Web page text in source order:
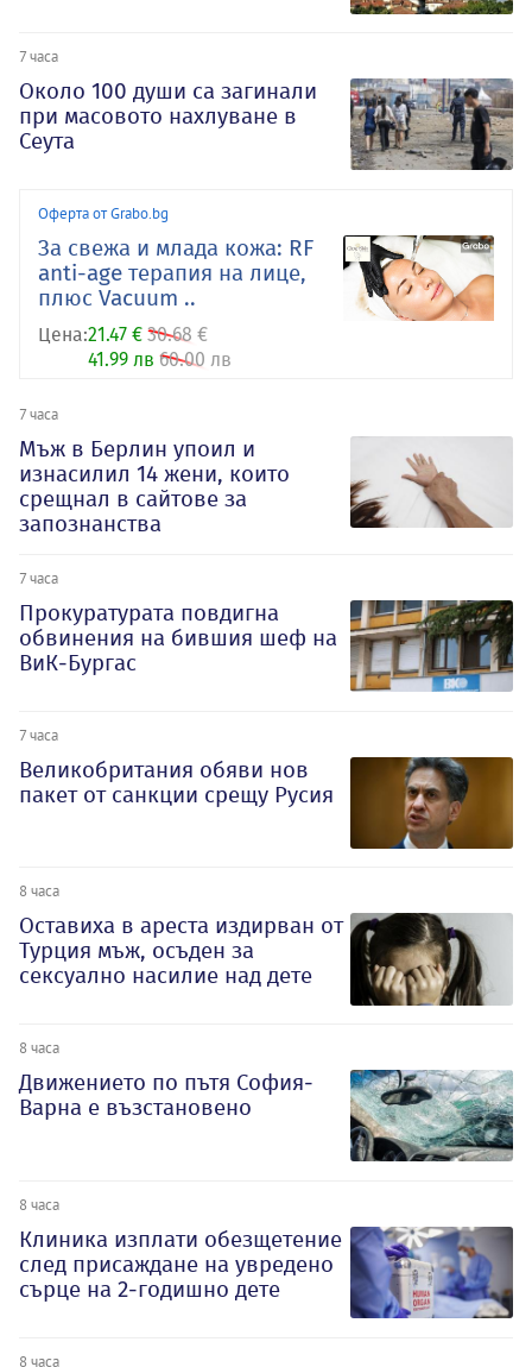
7 часа
Около 100 души са загинали
при масовото нахлуване в
Сеута
Оферта от Grabo.bg
За свежа и млада кожа: RF
anti-age терапия на лице,
плюс Vacuum ..
Цена:21.47 € 30.68 €
41.99 лв 60.00 лв
7 часа
Мъж в Берлин упоил и
изнасилил 14 жени, които
срещнал в сайтове за
запознанства
7 часа
Прокуратурата повдигна
обвинения на бившия шеф на
ВиК-Бургас
7 часа
Великобритания обяви нов
пакет от санкции срещу Русия
8 часа
Оставиха в ареста издирван от
Турция мъж, осъден за
сексуално насилие над дете
8 часа
Движението по пътя София-
Варна е възстановено
8 часа
Клиника изплати обезщетение
след присаждане на увредено
сърце на 2-годишно дете
8 часа